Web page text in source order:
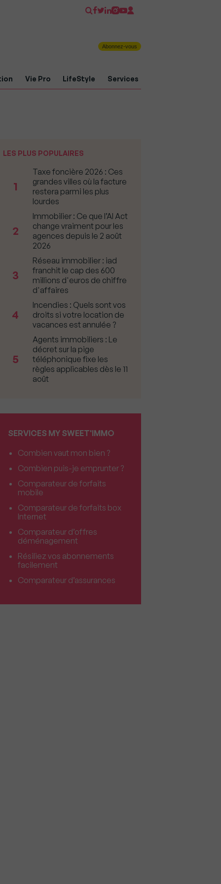
Abonnez-vous
Vie Pro LifeStyle Services
LES PLUS POPULAIRES
1
Taxe foncière 2026 : Ces
grandes villes où la facture
restera parmi les plus
lourdes
2
Immobilier : Ce que l’AI Act
change vraiment pour les
agences depuis le 2 août
2026
3
Réseau immobilier : iad
franchit le cap des 600
millions d'euros de chiffre
d'affaires
4
Incendies : Quels sont vos
droits si votre location de
vacances est annulée ?
5
Agents immobiliers : Le
décret sur la pige
téléphonique fixe les
règles applicables dès le 11
août
SERVICES MY SWEET'IMMO
Combien vaut mon bien ?
Combien puis-je emprunter ?
Comparateur de forfaits
mobile
Comparateur de forfaits box
Internet
Comparateur d’offres
déménagement
Résiliez vos abonnements
facilement
Comparateur d’assurances